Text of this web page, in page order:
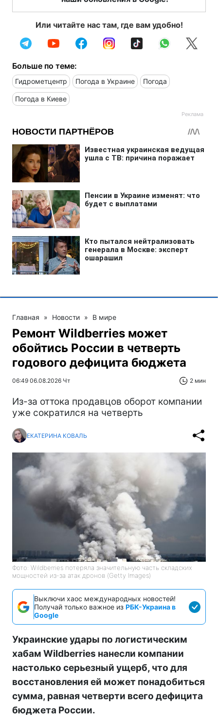
Или читайте нас там, где вам удобно!
Больше по теме:
Гидрометцентр Погода в Украине Погода
Погода в Киеве
Главная » Новости » В мире
Ремонт Wildberries может
обойтись России в четверть
годового дефицита бюджета
06:49 06.08.2026 Чт 2 мин
Из-за оттока продавцов оборот компании
уже сократился на четверть
ЕКАТЕРИНА КОВАЛЬ
Фото: Wildberries потеряла значительную часть складских
мощностей из-за атак дронов (Getty Images)
Выключи хаос международных новостей!
Получай только важное из РБК-Украина в
Google
Украинские удары по логистическим
хабам Wildberries нанесли компании
настолько серьезный ущерб, что для
восстановления ей может понадобиться
сумма, равная четверти всего дефицита
бюджета России.